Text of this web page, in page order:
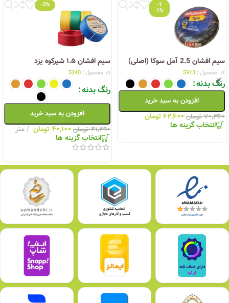
-1
1%
سیم افشان 2.5 آمل سوکا (اصلی)
کد محصول : 5913
رنگ بدنه
افزودن به سبد خرید
۷۰,۳۶۰ تومان ۶۲,۶۰۰تومان
انتخاب گزینه ها
-3%
سیم افشان ۱.۵ شیرکوه یزد
کد محصول : 5240
رنگ بدنه
افزودن به سبد خرید
۴۱,۲۹۰ تومان ۴۰,۱۰۰ تومان متر
انتخاب گزینه ها